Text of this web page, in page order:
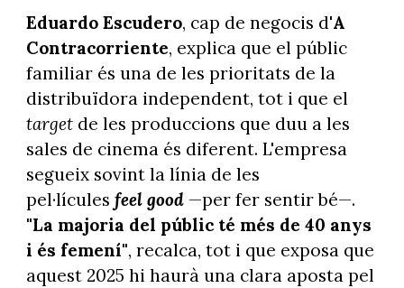
Eduardo Escudero, cap de negocis d'A
Contracorriente, explica que el públic
familiar és una de les prioritats de la
distribuïdora independent, tot i que el
targetde les produccions que duu a les
sales de cinema és diferent. L'empresa
segueix sovint la línia de les
pel·lícules feel good —per fer sentir bé—.
"La majoria del públic té més de 40 anys
i és femení", recalca, tot i que exposa que
aquest 2025 hi haurà una clara aposta pel